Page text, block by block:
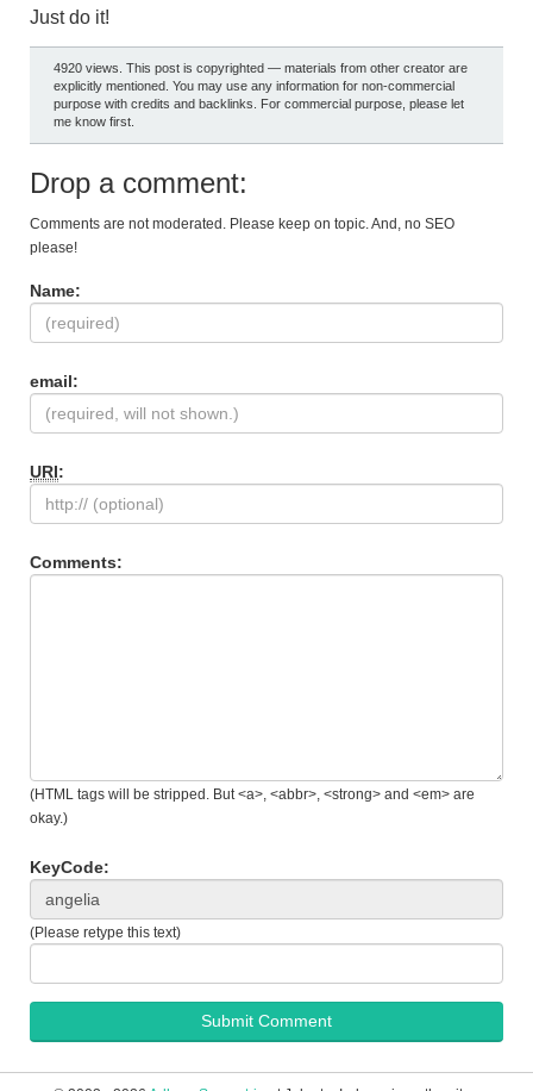
Just do it!
4920 views. This post is copyrighted — materials from other creator are
explicitly mentioned. You may use any information for non-commercial
purpose with credits and backlinks. For commercial purpose, please let
me know first.
Drop a comment:
Comments are not moderated. Please keep on topic. And, no SEO
please!
Name:
email:
URI:
Comments:
(HTML tags will be stripped. But <a>, <abbr>, <strong> and <em> are
okay.)
KeyCode:
(Please retype this text)